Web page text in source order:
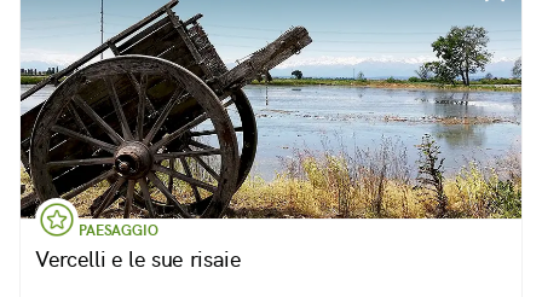
PAESAGGIO
Vercelli e le sue risaie